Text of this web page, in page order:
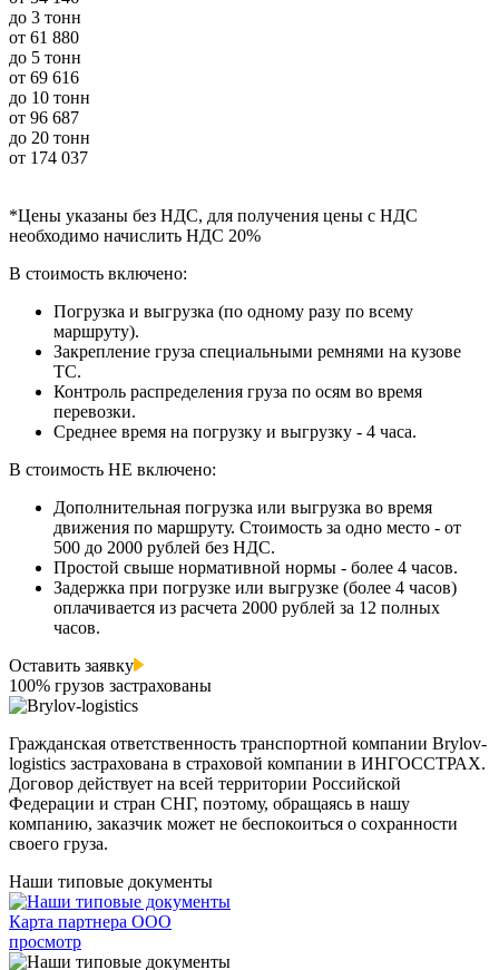
до 3 тонн
от 61 880
до 5 тонн
от 69 616
до 10 тонн
от 96 687
до 20 тонн
от 174 037
*Цены указаны без НДС, для получения цены с НДС
необходимо начислить НДС 20%
В стоимость включено:
Погрузка и выгрузка (по одному разу по всему
маршруту).
Закрепление груза специальными ремнями на кузове
ТС.
Контроль распределения груза по осям во время
перевозки.
Среднее время на погрузку и выгрузку - 4 часа.
В стоимость НЕ включено:
Дополнительная погрузка или выгрузка во время
движения по маршруту. Стоимость за одно место - от
500 до 2000 рублей без НДС.
Простой свыше нормативной нормы - более 4 часов.
Задержка при погрузке или выгрузке (более 4 часов)
оплачивается из расчета 2000 рублей за 12 полных
часов.
Оставить заявку
100% грузов застрахованы
Гражданская ответственность транспортной компании Brylov-
logistics застрахована в страховой компании в ИНГОСCТРАХ.
Договор действует на всей территории Российской
Федерации и стран СНГ, поэтому, обращаясь в нашу
компанию, заказчик может не беспокоиться о сохранности
своего груза.
Наши типовые документы
Карта партнера ООО
просмотр